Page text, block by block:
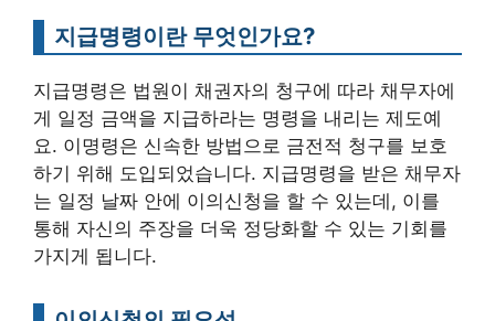
지급명령이란 무엇인가요?
지급명령은 법원이 채권자의 청구에 따라 채무자에
게 일정 금액을 지급하라는 명령을 내리는 제도예
요. 이명령은 신속한 방법으로 금전적 청구를 보호
하기 위해 도입되었습니다. 지급명령을 받은 채무자
는 일정 날짜 안에 이의신청을 할 수 있는데, 이를
통해 자신의 주장을 더욱 정당화할 수 있는 기회를
가지게 됩니다.